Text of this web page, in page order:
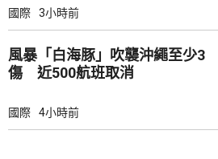
國際 3小時前
風暴「白海豚」吹襲沖繩至少3
傷 近500航班取消
國際 4小時前